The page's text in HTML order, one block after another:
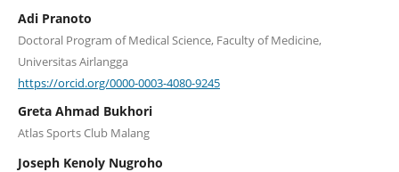
Adi Pranoto
Doctoral Program of Medical Science, Faculty of Medicine,
Universitas Airlangga
https://orcid.org/0000-0003-4080-9245
Greta Ahmad Bukhori
Atlas Sports Club Malang
Joseph Kenoly Nugroho